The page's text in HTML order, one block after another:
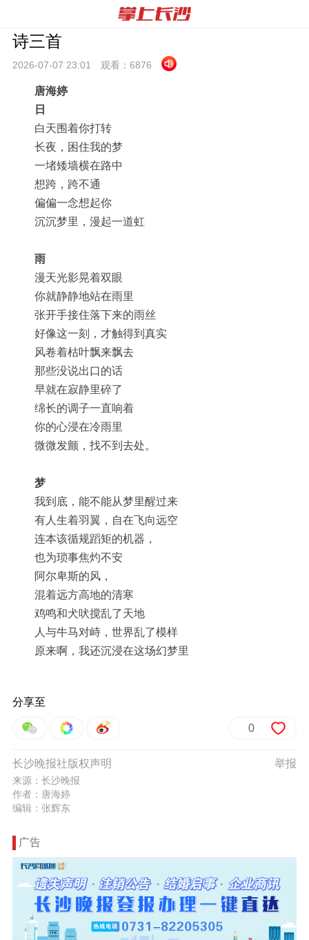
诗三首
2026-07-07 23:01 观看： 6876
唐海婷
日
白天围着你打转
长夜，困住我的梦
一堵矮墙横在路中
想跨，跨不通
偏偏一念想起你
沉沉梦里，漫起一道虹
雨
漫天光影晃着双眼
你就静静地站在雨里
张开手接住落下来的雨丝
好像这一刻，才触得到真实
风卷着枯叶飘来飘去
那些没说出口的话
早就在寂静里碎了
绵长的调子一直响着
你的心浸在冷雨里
微微发颤，找不到去处。
梦
我到底，能不能从梦里醒过来
有人生着羽翼，自在飞向远空
连本该循规蹈矩的机器，
也为琐事焦灼不安
阿尔卑斯的风，
混着远方高地的清寒
鸡鸣和犬吠搅乱了天地
人与牛马对峙，世界乱了模样
原来啊，我还沉浸在这场幻梦里
分享至
0
举报
长沙晚报社版权声明
来源：长沙晚报
作者：唐海婷
编辑：张辉东
广告